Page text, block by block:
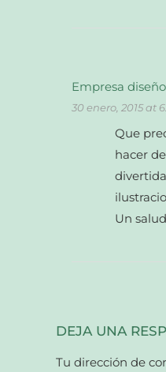
Empresa
30 enero, 2015 at
Que
hacer
Un
DEJA UNA
Tu dirección de